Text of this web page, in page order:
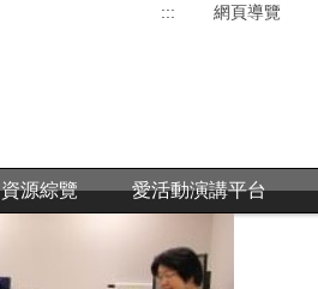
::: 網頁導覽
資源綜覽 愛活動演講平台